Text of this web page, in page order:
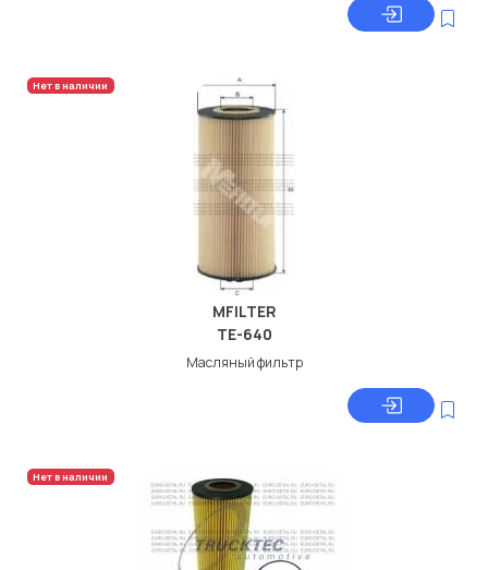
Нет в наличии
MFILTER
TE-640
Масляный фильтр
Нет в наличии